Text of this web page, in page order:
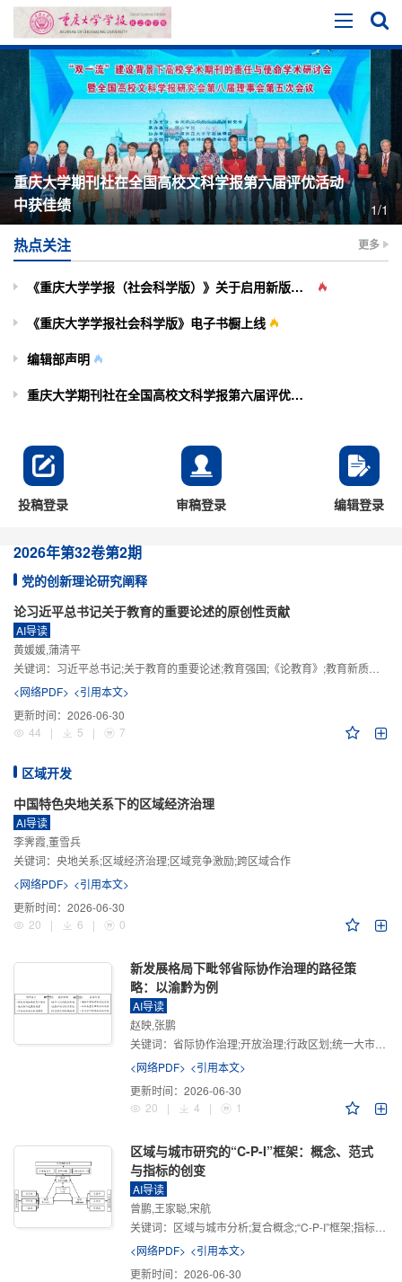
重庆大学期刊社在全国高校文科学报第六届评优活动
中获佳绩
1/1
热点关注 更多
《重庆大学学报（社会科学版）》关于启用新版投审稿系统的通知
《重庆大学学报社会科学版》电子书橱上线
编辑部声明
重庆大学期刊社在全国高校文科学报第六届评优活动中获佳绩
投稿登录 审稿登录 编辑登录
2026年第32卷第2期
党的创新理论研究阐释
论习近平总书记关于教育的重要论述的原创性贡献
AI导读
黄媛媛,蒲清平
关键词： 习近平总书记;关于教育的重要论述;教育强国;《论教育》;教育新质生产力;教育人工智能
<网络PDF> <引用本文>
更新时间： 2026-06-30
44
| 5 | 7
区域开发
中国特色央地关系下的区域经济治理
AI导读
李霁霞,董雪兵
关键词： 央地关系;区域经济治理;区域竞争激励;跨区域合作
<网络PDF> <引用本文>
更新时间： 2026-06-30
20
| 6 | 0
新发展格局下毗邻省际协作治理的路径策
略：以渝黔为例
AI导读
赵映,张鹏
关键词： 省际协作治理;开放治理;行政区划;统一大市场;新发展格局
<网络PDF> <引用本文>
更新时间： 2026-06-30
20
| 4 | 1
区域与城市研究的“C-P-I”框架：概念、范式
与指标的创变
AI导读
曾鹏,王家聪,宋航
关键词： 区域与城市分析;复合概念;“C-P-I”框架;指标体系
<网络PDF> <引用本文>
更新时间： 2026-06-30